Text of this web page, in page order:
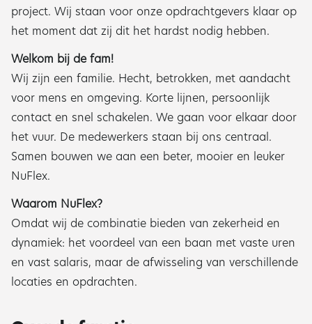
project. Wij staan voor onze opdrachtgevers klaar op
het moment dat zij dit het hardst nodig hebben.
Welkom bij de fam!
Wij zijn een familie. Hecht, betrokken, met aandacht
voor mens en omgeving. Korte lijnen, persoonlijk
contact en snel schakelen. We gaan voor elkaar door
het vuur. De medewerkers staan bij ons centraal.
Samen bouwen we aan een beter, mooier en leuker
NuFlex.
Waarom NuFlex?
Omdat wij de combinatie bieden van zekerheid en
dynamiek: het voordeel van een baan met vaste uren
en vast salaris, maar de afwisseling van verschillende
locaties en opdrachten.